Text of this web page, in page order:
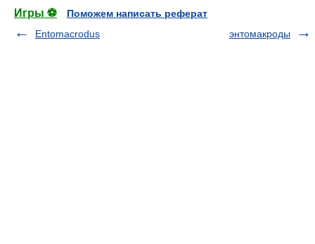
Игры ⚽
Поможем написать реферат
Entomacrodus
энтомакроды